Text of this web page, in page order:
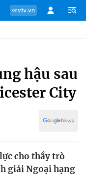
vtv.vn
hậu sau
City
cho thầy trò
giải Ngoại hạng